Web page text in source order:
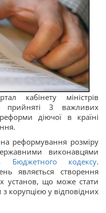
кабінету міністрів
3 важливих
діючої в країні
реформування розміру
виконавцями
Бюджетного кодексу.
являється створення
установ, що може стати
корупцією у відповідних